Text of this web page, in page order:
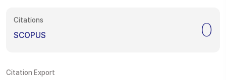
Citations
SCOPUS 0
Citation Export